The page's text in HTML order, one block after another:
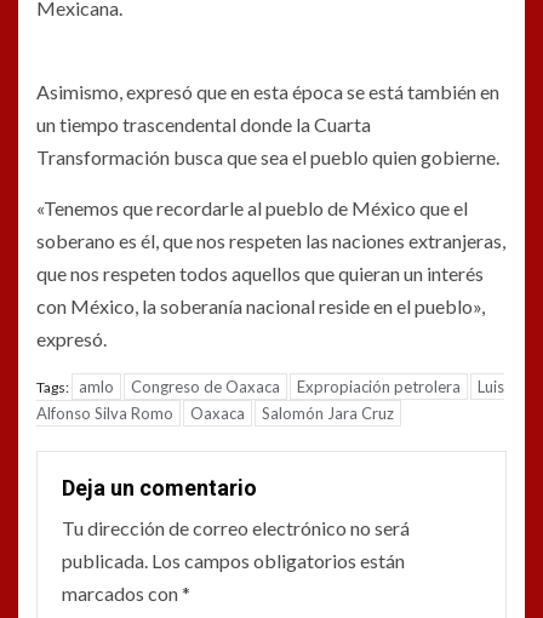
Mexicana.
Asimismo, expresó que en esta época se está también en
un tiempo trascendental donde la Cuarta
Transformación busca que sea el pueblo quien gobierne.
«Tenemos que recordarle al pueblo de México que el
soberano es él, que nos respeten las naciones extranjeras,
que nos respeten todos aquellos que quieran un interés
con México, la soberanía nacional reside en el pueblo»,
expresó.
Tags: amlo Congreso de Oaxaca Expropiación petrolera
Luis
Alfonso Silva Romo
Oaxaca Salomón Jara Cruz
Deja un comentario
Tu dirección de correo electrónico no será
publicada. Los campos obligatorios están
marcados con*